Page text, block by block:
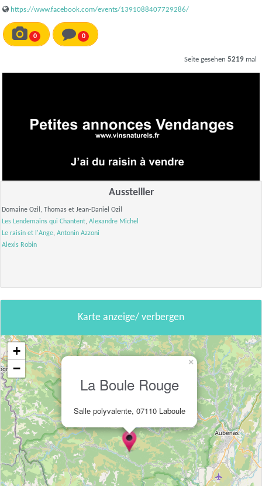
https://www.facebook.com/events/1391088407729286/
0 0
Seite gesehen 5219 mal
Ausstelller
Domaine Ozil, Thomas et Jean-Daniel Ozil
Les Lendemains qui Chantent, Alexandre Michel
Le raisin et l'Ange, Antonin Azzoni
Alexis Robin
Karte anzeige/ verbergen
La Boule Rouge
Salle polyvalente, 07110 Laboule
×
+
−